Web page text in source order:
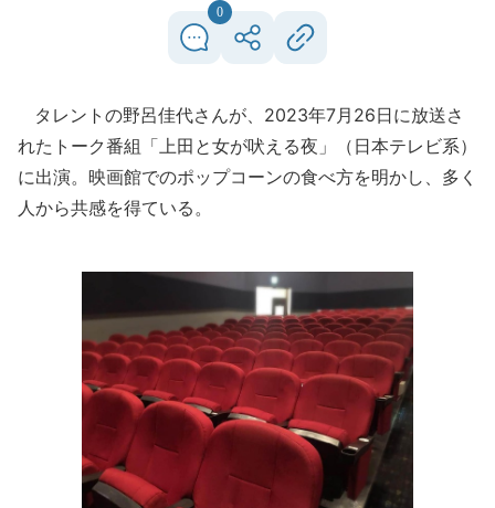
0
タレントの野呂佳代さんが、2023年7月26日に放送さ
れたトーク番組「上田と女が吠える夜」（日本テレビ系）
に出演。映画館でのポップコーンの食べ方を明かし、多く
人から共感を得ている。